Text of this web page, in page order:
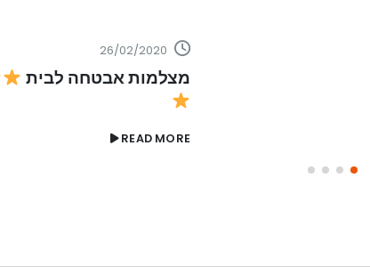
מצלמות אבטחה לבית
READ MORE